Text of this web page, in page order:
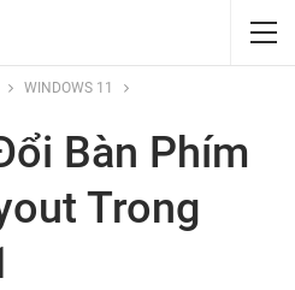
WINDOWS 11
Bàn Phím
Trong